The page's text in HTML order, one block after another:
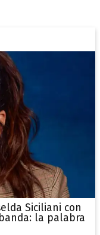
Siciliani con
la palabra